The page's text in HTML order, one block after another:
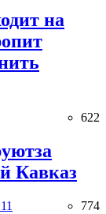
на
622
Кавказ
774